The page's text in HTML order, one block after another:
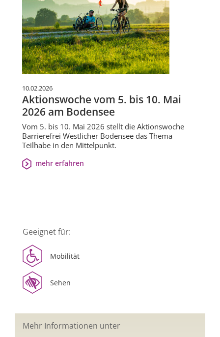
10.02.2026
Aktionswoche vom 5. bis 10. Mai
2026 am Bodensee
Vom 5. bis 10. Mai 2026 stellt die Aktionswoche
Barrierefrei Westlicher Bodensee das Thema
Teilhabe in den Mittelpunkt.
mehr erfahren
Geeignet für:
Mobilität
Sehen
Mehr Informationen unter